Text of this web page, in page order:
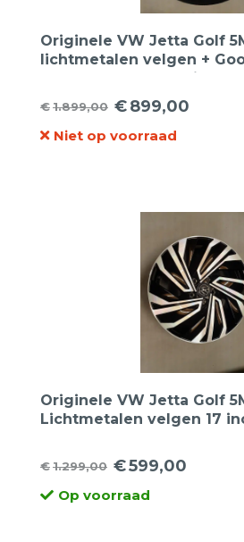
Originele VW Jetta Golf
lichtmetalen velgen +
17 Eagle F1 Asymetric 5
€1.899,00
Oorspronkelijke
prijs
€899,00
Huidige
prijs
Niet op voorraad
Originele VW Jetta Golf
Lichtmetalen velgen 17
€1.299,00
Oorspronkelijke
prijs
€599,00
Huidige
prijsOp voorraad